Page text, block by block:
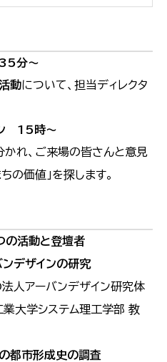
分～
動について、担当ディレクタ
ン 15時～
かれ、ご来場の皆さんと意見
の価値」を探します。
の活動と登壇者
デザインの研究
人アーバンデザイン研究体
業大学システム理工学部 教
都市形成史の調査